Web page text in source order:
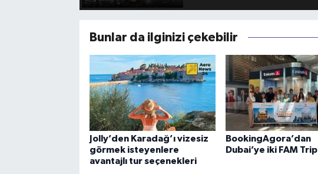
Bunlar da ilginizi çekebilir
Jolly’den Karadağ’ı vizesiz
görmek isteyenlere
avantajlı tur seçenekleri
BookingAgora’dan
Dubai’ye iki FAM Trip